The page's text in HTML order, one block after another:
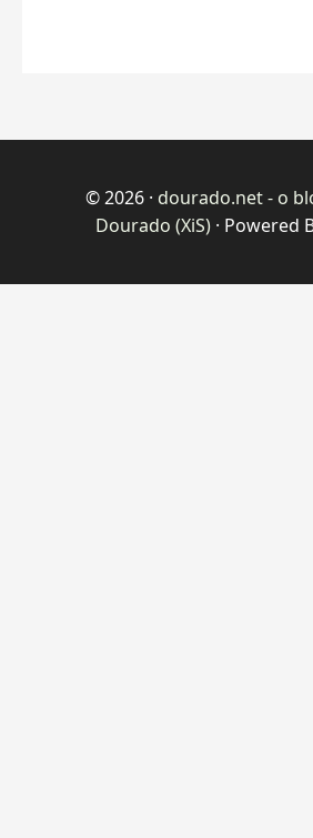
© 2026 · dourado.net - o
Dourado (XiS) · Powered